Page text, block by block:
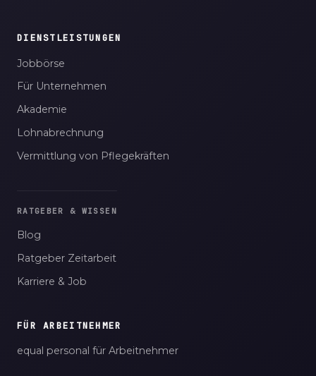
DIENSTLEISTUNGEN
Jobbörse
Für Unternehmen
Akademie
Lohnabrechnung
Vermittlung von Pflegekräften
RATGEBER & WISSEN
Blog
Ratgeber Zeitarbeit
Karriere & Job
FÜR ARBEITNEHMER
equal personal für Arbeitnehmer